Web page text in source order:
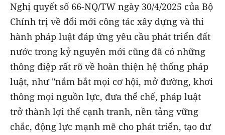
Nghị quyết số 66-NQ/TW ngày 30/4/2025 của Bộ
Chính trị về đổi mới công tác xây dựng và thi
hành pháp luật đáp ứng yêu cầu phát triển đất
nước trong kỷ nguyên mới cũng đã có những
thông điệp rất rõ về hoàn thiện hệ thống pháp
luật, như "nắm bắt mọi cơ hội, mở đường, khơi
thông mọi nguồn lực, đưa thể chế, pháp luật
trở thành lợi thế cạnh tranh, nền tảng vững
chắc, động lực mạnh mẽ cho phát triển, tạo dư